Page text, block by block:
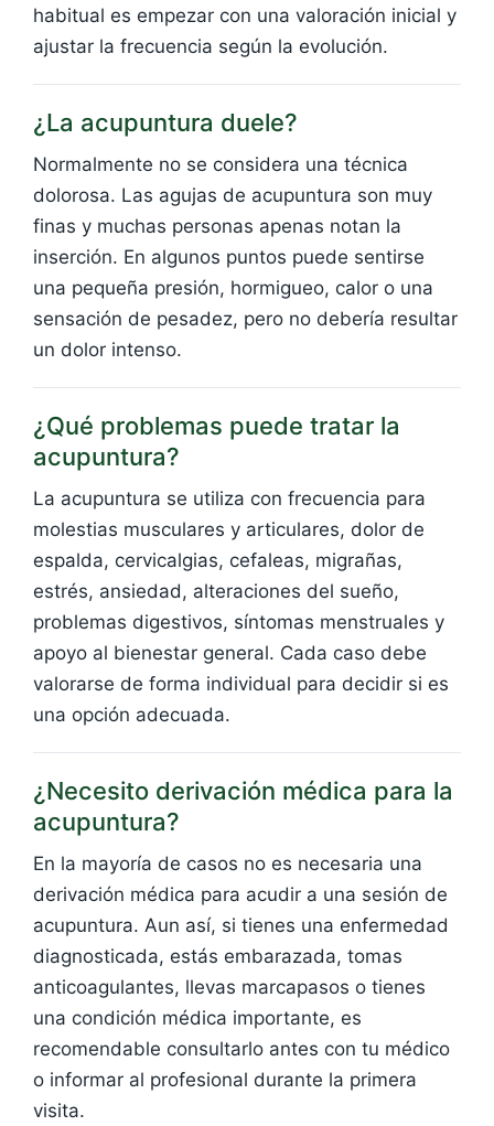
habitual es empezar con una valoración inicial y
ajustar la frecuencia según la evolución.
¿La acupuntura duele?
Normalmente no se considera una técnica
dolorosa. Las agujas de acupuntura son muy
finas y muchas personas apenas notan la
inserción. En algunos puntos puede sentirse
una pequeña presión, hormigueo, calor o una
sensación de pesadez, pero no debería resultar
un dolor intenso.
¿Qué problemas puede tratar la
acupuntura?
La acupuntura se utiliza con frecuencia para
molestias musculares y articulares, dolor de
espalda, cervicalgias, cefaleas, migrañas,
estrés, ansiedad, alteraciones del sueño,
problemas digestivos, síntomas menstruales y
apoyo al bienestar general. Cada caso debe
valorarse de forma individual para decidir si es
una opción adecuada.
¿Necesito derivación médica para la
acupuntura?
En la mayoría de casos no es necesaria una
derivación médica para acudir a una sesión de
acupuntura. Aun así, si tienes una enfermedad
diagnosticada, estás embarazada, tomas
anticoagulantes, llevas marcapasos o tienes
una condición médica importante, es
recomendable consultarlo antes con tu médico
o informar al profesional durante la primera
visita.